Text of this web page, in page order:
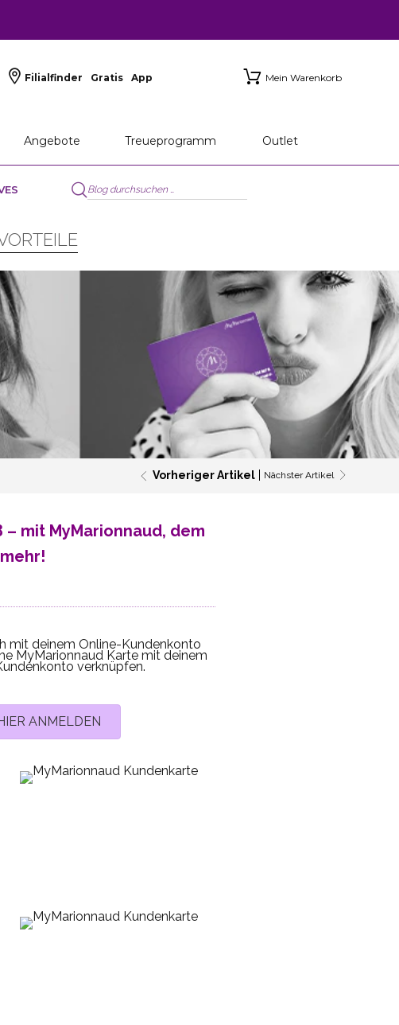
Filialfinder Gratis App Mein Warenkorb
Angebote Treueprogramm Outlet
Vorheriger Artikel Nächster Artikel
mit MyMarionnaud, dem
mit deinem Online-Kundenkonto
MyMarionnaud Karte mit deinem
verknüpfen.
ANMELDEN